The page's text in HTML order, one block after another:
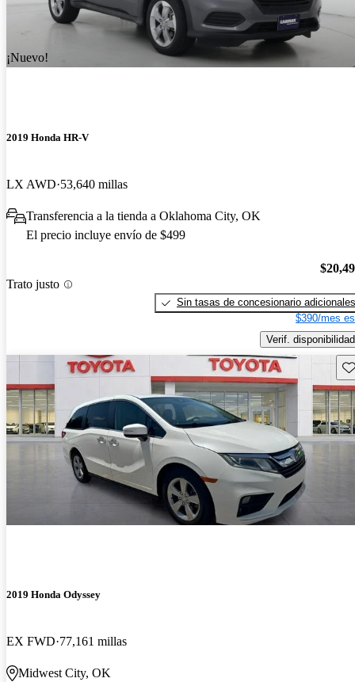
¡Nuevo!
2019 Honda HR-V
LX AWD 53,640 millas
Transferencia a la tienda a Oklahoma City, OK
El precio incluye envío de $499
Trato justo
Sin tasas de concesionario adicionales
$390/mes
Verif. disponibilidad
2019 Honda Odyssey
EX FWD 77,161 millas
Midwest City, OK